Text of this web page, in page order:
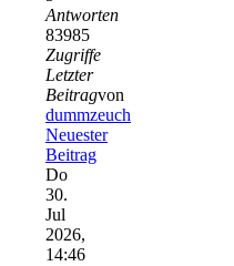
Antworten
83985
Zugriffe
Letzter
Beitragvon
dummzeuch
Neuester
Beitrag
Do
30.
Jul
2026,
14:46